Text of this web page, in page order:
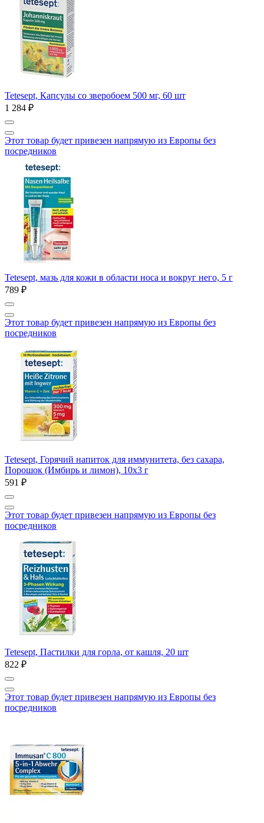
Tetesept, Капсулы со зверобоем 500 мг, 60 шт
1 284 ₽
Этот товар будет привезен напрямую из Европы без
посредников
Tetesept, мазь для кожи в области носа и вокруг него, 5 г
789 ₽
Этот товар будет привезен напрямую из Европы без
посредников
Tetesept, Горячий напиток для иммунитета, без сахара,
Порошок (Имбирь и лимон), 10x3 г
591 ₽
Этот товар будет привезен напрямую из Европы без
посредников
Tetesept, Пастилки для горла, от кашля, 20 шт
822 ₽
Этот товар будет привезен напрямую из Европы без
посредников